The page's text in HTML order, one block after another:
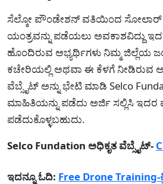
ಸೆಲ್ಕೋ ಪೌಂಡೇಶನ್ ವತಿಯಿಂದ ಸೋಲಾರ್
ಯಂತ್ರವನ್ನು ಪಡೆಯಲು ಅವಕಾಶವಿದ್ದು
ಹೊಂದಿರುವ ಅಭ್ಯರ್ಥಿಗಳು ನಿಮ್ಮ ಜಿಲ್ಲೆಯ
ಕಚೇರಿಯಲ್ಲಿ ಅಥವಾ ಈ ಕೆಳಗೆ ನೀಡಿರುವ
ವೆಬ್ಸೈಟ್ ಅನ್ನು ಭೇಟಿ ಮಾಡಿ Selco
ಮಾಹಿತಿಯನ್ನು ಪಡೆದು ಅರ್ಜಿ ಸಲ್ಲಿಸಿ ಇದರ
ಪಡೆದುಕೊಳ್ಳಬಹುದು.
Selco Fundation ಅಧಿಕೃತ ವೆಬ್ಸೈಟ್-
ಇದನ್ನೂ ಓದಿ: Free Drone